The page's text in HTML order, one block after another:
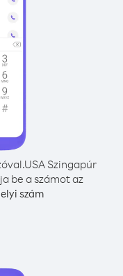
USA Szingapúr
be a számot az
szám